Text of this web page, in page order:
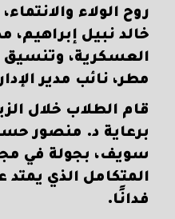
روح الولاء
خالد نبيل إبراهيم،
العسكرية، وتنسيق
مطر، نائب مدير
قام الطلاب خلال
برعاية د. منصور
سويف، بجولة في
فدانًا.